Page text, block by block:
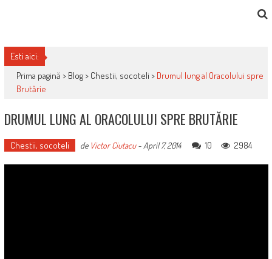
Esti aici:
Prima pagină > Blog> Chestii, socoteli > Drumul lung al Oracolului spre
Brutărie
DRUMUL LUNG AL ORACOLULUI SPRE BRUTĂRIE
Chestii, socoteli de Victor Ciutacu-April 7, 2014 10 2984